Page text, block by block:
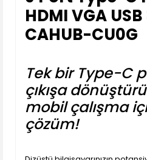
HDMI VGA
CAHUB-CU0G
Tek bir Type-C
çıkışa
mobil çalışma
çözüm!